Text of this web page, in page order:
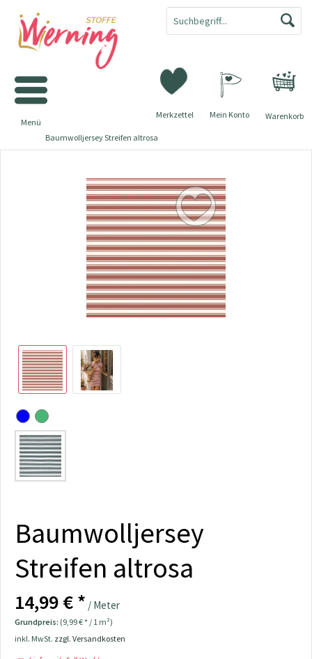
Warenkorb
Merkzettel Mein Konto
Menü
Baumwolljersey Streifen altrosa
Baumwolljersey
Streifen altrosa
14,99 € * / Meter
Grundpreis: (9,99 € * / 1 m²)
inkl. MwSt. zzgl. Versandkosten